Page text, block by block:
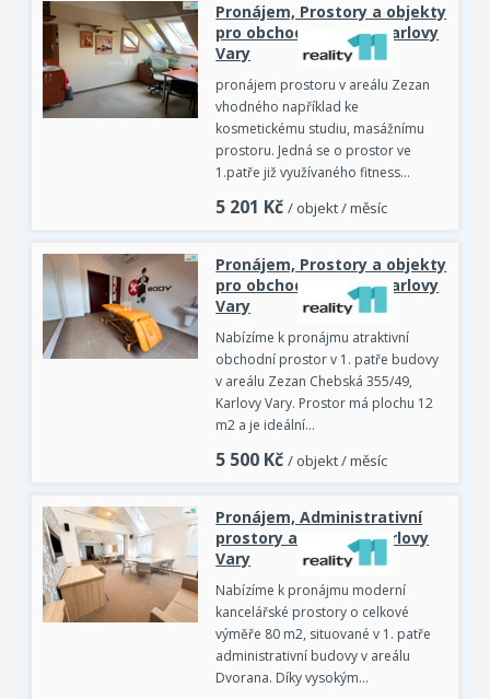
Pronájem, Prostory a objekty
pro obchod a služby, Karlovy
Vary
pronájem prostoru v areálu Zezan
vhodného například ke
kosmetickému studiu, masážnímu
prostoru. Jedná se o prostor ve
1.patře již využívaného fitness…
5 201 Kč / objekt / měsíc
Pronájem, Prostory a objekty
pro obchod a služby, Karlovy
Vary
Nabízíme k pronájmu atraktivní
obchodní prostor v 1. patře budovy
v areálu Zezan Chebská 355/49,
Karlovy Vary. Prostor má plochu 12
m2 a je ideální…
5 500 Kč / objekt / měsíc
Pronájem, Administrativní
prostory a objekty, Karlovy
Vary
Nabízíme k pronájmu moderní
kancelářské prostory o celkové
výměře 80 m2, situované v 1. patře
administrativní budovy v areálu
Dvorana. Díky vysokým…